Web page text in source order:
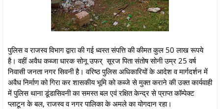
पुलिस व राजस्व विभाग द्वारा की गई ध्वस्त संपत्ति की कीमत कुल 50 लाख रूपये
है। वहीं अवैध कब्जा धारक सोनू उफर् सूरज पिता संतोष सोनी उम्र 25 वर्ष
निवासी जनता नगर सिवनी है। वरिष्ठ पुलिस अधिकारियों के आदेश व मार्गदर्शन में
अवैध निर्माण को गिरा कर शासकीय भूमि को कब्जे से मुक्त कराने की उक्त कार्यवाही
में पुलिस थाना डूंडासिवनी का समस्त बल एवं रक्षित केन्द्र से प्राप्त कॉम्पेक्ट
प्लाटून के बल, राजस्व व नगर पालिका के अमले का योगदान रहा।